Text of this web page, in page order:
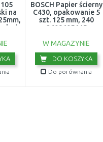
na
BOSCH Papier ścierny
C430, opakowanie 5
szt. 125 mm, 240
2608605645
W MAGAZYNIE
DO KOSZYKA
Do porównania